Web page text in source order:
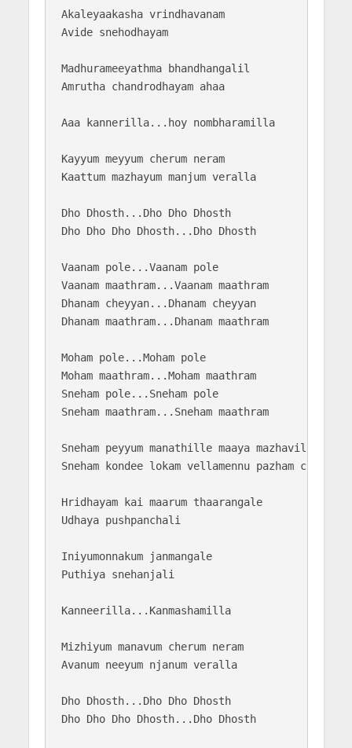
Akaleyaakasha vrindhavanam
Avide snehodhayam
Madhurameeyathma bhandhangalil
Amrutha chandrodhayam ahaa
Aaa kannerilla...hoy nombharamilla
Kayyum meyyum cherum neram
Kaattum mazhayum manjum veralla
Dho Dhosth...Dho Dho Dhosth
Dho Dho Dho Dhosth...Dho Dhosth
Vaanam pole...Vaanam pole
Vaanam maathram...Vaanam maathram
Dhanam cheyyan...Dhanam cheyyan
Dhanam maathram...Dhanam maathram
Moham pole...Moham pole
Moham maathram...Moham maathram
Sneham pole...Sneham pole
Sneham maathram...Sneham maathram
Sneham peyyum manathille maaya mazhavillu
Sneham kondee lokam vellamennu pazham chollu
Hridhayam kai maarum thaarangale
Udhaya pushpanchali
Iniyumonnakum janmangale
Puthiya snehanjali
Kanneerilla...Kanmashamilla
Mizhiyum manavum cherum neram
Avanum neeyum njanum veralla
Dho Dhosth...Dho Dho Dhosth
Dho Dho Dho Dhosth...Dho Dhosth